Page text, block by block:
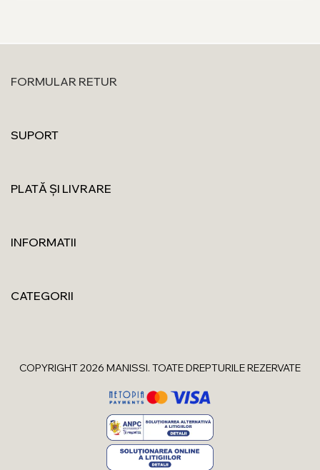
FORMULAR RETUR
SUPORT
PLATĂ ȘI LIVRARE
INFORMATII
CATEGORII
COPYRIGHT 2026 MANISSI. TOATE DREPTURILE REZERVATE